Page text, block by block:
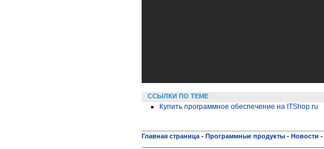
ССЫЛКИ ПО ТЕМЕ
Купить программное обеспечение на ITShop.ru
Главная страница - Программные продукты - Новости -